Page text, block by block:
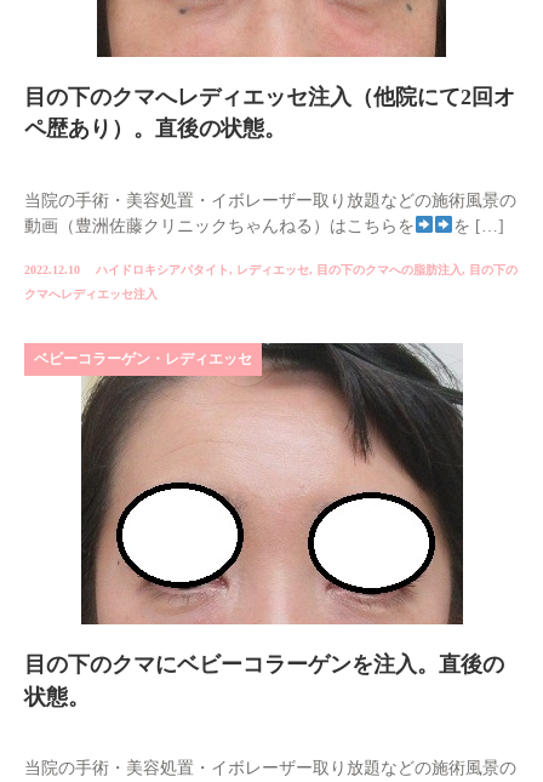
目の下のクマへレディエッセ注入（他院にて2回オ
ペ歴あり）。直後の状態。
当院の手術・美容処置・イボレーザー取り放題などの施術風景の
動画（豊洲佐藤クリニックちゃんねる）はこちらを
を […]
2022.12.10 ハイドロキシアパタイト, レディエッセ, 目の下のクマへの脂肪注入, 目の下の
クマへレディエッセ注入
ベビーコラーゲン・レディエッセ
目の下のクマにベビーコラーゲンを注入。直後の
状態。
当院の手術・美容処置・イボレーザー取り放題などの施術風景の